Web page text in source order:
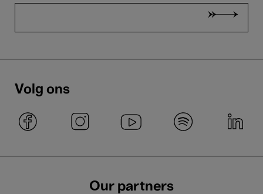
Volg ons
Our partners